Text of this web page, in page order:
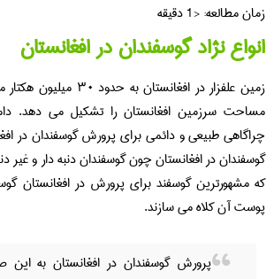
زمان مطالعه:< 1 دقیقه
انواع نژاد گوسفندان در افغانستان
مساحت سرزمین افغانستان را تشکیل می دهد.
چراگاهی طبیعی و دائمی برای پرورش گوسفندان در
گوسفندان در افغانستان چون گوسفندان دنبه دار و غیر
که مشهورترین گوسفند برای پرورش در افغانستان
پوست آن کلاه می سازند.
پرورش گوسفندان در افغانستان به